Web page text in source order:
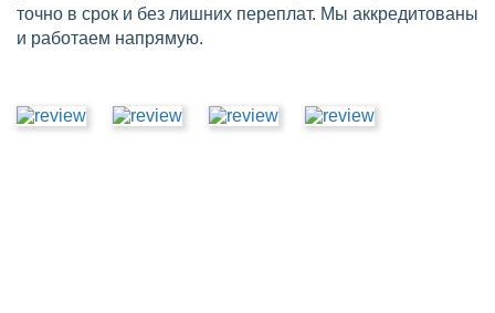
точно в срок и без лишних переплат. Мы аккредитованы
и работаем напрямую.